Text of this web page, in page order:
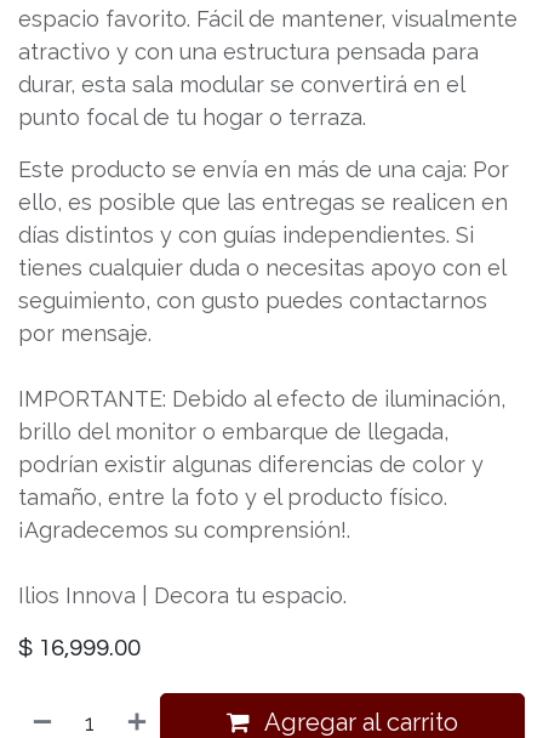
espacio favorito. Fácil de mantener, visualmente
atractivo y con una estructura pensada para
durar, esta sala modular se convertirá en el
punto focal de tu hogar o terraza.
Este producto se envía en más de una caja: Por
ello, es posible que las entregas se realicen en
días distintos y con guías independientes. Si
tienes cualquier duda o necesitas apoyo con el
seguimiento, con gusto puedes contactarnos
por mensaje.
IMPORTANTE: Debido al efecto de iluminación,
brillo del monitor o embarque de llegada,
podrían existir algunas diferencias de color y
tamaño, entre la foto y el producto físico.
¡Agradecemos su comprensión!.
Ilios Innova | Decora tu espacio.
$ 16,999.00
Agregar al carrito